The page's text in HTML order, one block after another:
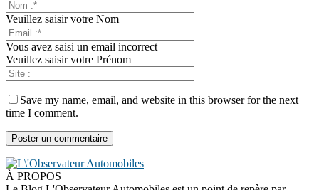
Veuillez saisir votre Nom
Vous avez saisi un email incorrect
Veuillez saisir votre Prénom
Save my name, email, and website in this browser for the next
time I comment.
À PROPOS